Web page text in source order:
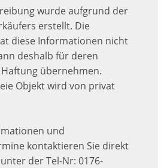
wurde aufgrund der
erstellt. Die
diese Informationen nicht
deshalb für deren
übernehmen.
Objekt wird von privat
und
kontaktieren Sie direkt
der Tel-Nr: 0176-